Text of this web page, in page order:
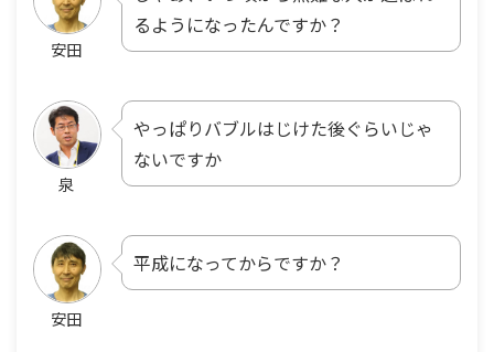
安田
るようになったんですか？
泉
やっぱりバブルはじけた後ぐらいじゃ
ないですか
安田
平成になってからですか？